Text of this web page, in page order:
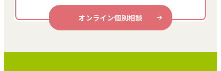
オンライン個別相談